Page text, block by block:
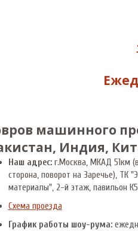
машинного
Индия,
Наш адрес:г.Москва, МКАД 51км
сторона, поворот на Заречье), ТК
материалы", 2-й этаж, павильон К5
Схема проезда
График работы шоу-рума: